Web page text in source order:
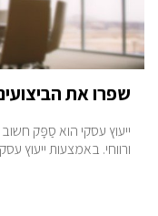
שפרו את
ייעוץ עסקי הוא סַפָּק
ורווחי. באמצעות ייעוץ